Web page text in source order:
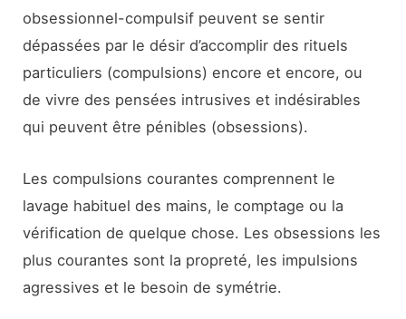
obsessionnel-compulsif peuvent se sentir
dépassées par le désir d’accomplir des rituels
particuliers (compulsions) encore et encore, ou
de vivre des pensées intrusives et indésirables
qui peuvent être pénibles (obsessions).
Les compulsions courantes comprennent le
lavage habituel des mains, le comptage ou la
vérification de quelque chose. Les obsessions les
plus courantes sont la propreté, les impulsions
agressives et le besoin de symétrie.